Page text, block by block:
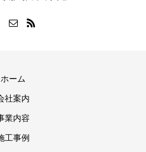
ホーム
社案内
業内容
工事例